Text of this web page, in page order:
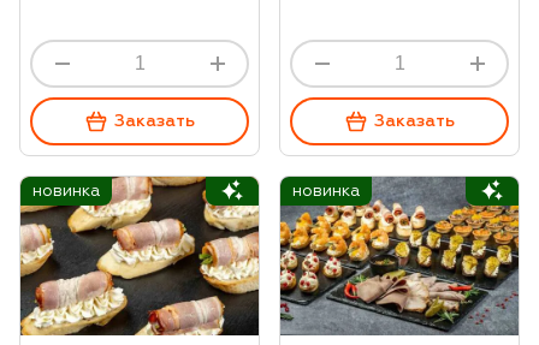
Заказать Заказать
новинка новинка